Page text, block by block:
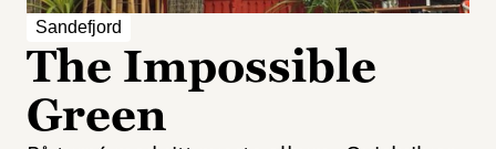
Sandefjord
The Impossible
Green